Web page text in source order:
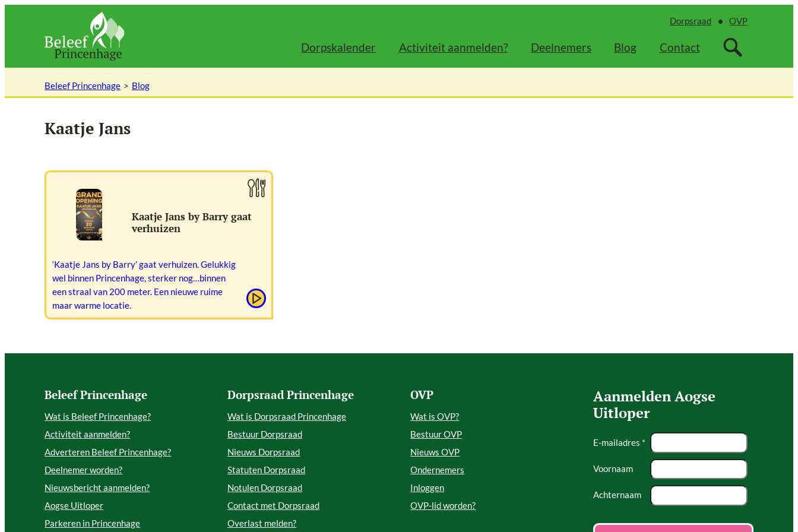
inhoud
Dorpsraad OVP
Dorpskalender Activiteit aanmelden? Deelnemers Blog Contact
Beleef Princenhage Blog
Kaatje Jans
Kaatje Jans by Barry gaat
verhuizen
‘Kaatje Jans by Barry’ gaat verhuizen. Gelukkig
wel binnen Princenhage, sterker nog…binnen
een straal van 200 meter. Een nieuwe ruime
maar warme locatie.
Beleef Princenhage
Wat is Beleef Princenhage?
Activiteit aanmelden?
Adverteren Beleef Princenhage?
Deelnemer worden?
Nieuwsbericht aanmelden?
Aogse Uitloper
Parkeren in Princenhage
Dorpsraad Princenhage
Wat is Dorpsraad Princenhage
Bestuur Dorpsraad
Nieuws Dorpsraad
Statuten Dorpsraad
Notulen Dorpsraad
Contact met Dorpsraad
Overlast melden?
OVP
Wat is OVP?
Bestuur OVP
Nieuws OVP
Ondernemers
Inloggen
OVP-lid worden?
Aanmelden Aogse
Uitloper
E-mailadres *
Voornaam
Achternaam